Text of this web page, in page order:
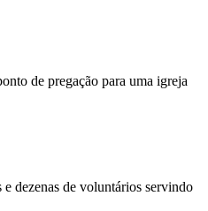
de pregação para uma igreja
dezenas de voluntários servindo